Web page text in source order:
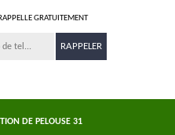
GRATUITEMENT
DE PELOUSE 31